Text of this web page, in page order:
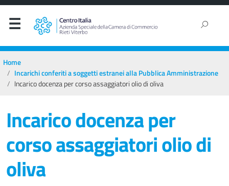
Home
Incarichi conferiti a soggetti estranei alla Pubblica Amministrazione
Incarico docenza per corso assaggiatori olio di oliva
Incarico docenza per
corso assaggiatori olio di
oliva